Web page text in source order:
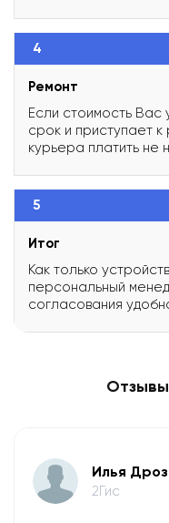
4
Ремонт
Если стоимость Вас
срок и приступает к
курьера платить не
5
Итог
Как только
персональный
согласования
Илья
2Гис